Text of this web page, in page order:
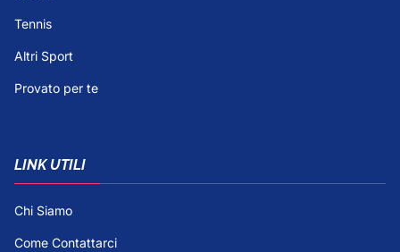
Tennis
Altri Sport
Provato per te
LINK UTILI
Chi Siamo
Come Contattarci